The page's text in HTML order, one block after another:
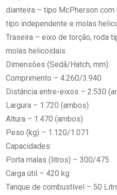
dianteira – tipo McPherson
tipo independente e molas
Traseira – eixo de torção, roda
molas helicoidais
Dimensões (Sedã/Hatch, mm):
Comprimento – 4.260/3.940
Distância entre-eixos – 2.530
Largura – 1.720 (ambos)
Altura – 1.470 (ambos)
Peso (kg) – 1.120/1.071
Capacidades:
Porta malas (litros) – 300/475
Carga útil – 420 kg
Tanque de combustível – 50